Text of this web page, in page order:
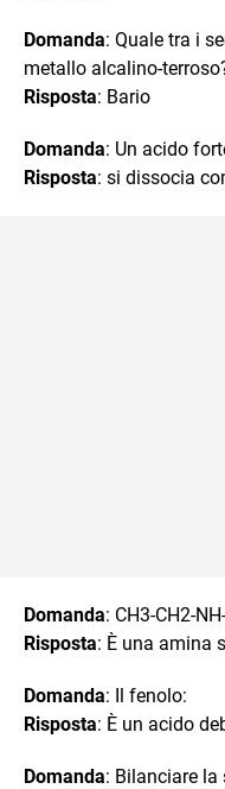
Domanda: Quale tra i
metallo alcalino-
Risposta: Bario
Domanda: Un acido
Risposta: si dissocia
Domanda: CH3-CH2-
Risposta: È una amina
Domanda: Il fenolo:
Risposta: È un acido
Domanda: Bilanciare la